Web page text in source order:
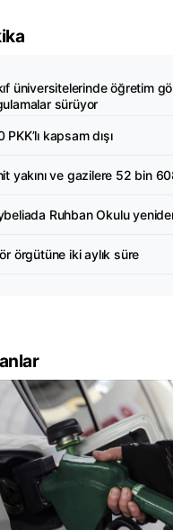
üniversitelerinde öğretim
sürüyor
PKK’lı kapsam dışı
yakını ve gazilere 52 bin
Ruhban Okulu
örgütüne iki aylık süre